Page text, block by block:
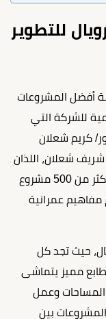
للتطوير
أفضل المشروعات
للشركة التي
الدكتور/ كريم شعلان
شعلان، اللذان
استطاعا على مدار تلك المدة، طرح وإنشاء أكثر من 500 مشروع
عمرانية
حيث تجد كل
مميز يتماشى
المساحات وعمل
بين